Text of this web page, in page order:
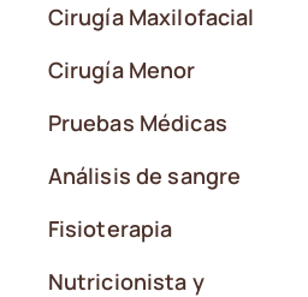
Cirugía Maxilofacial
Cirugía Menor
Pruebas Médicas
Análisis de sangre
Fisioterapia
Nutricionista y